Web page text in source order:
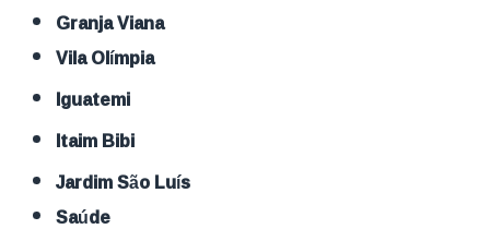
Granja Viana
Vila Olímpia
Iguatemi
Itaim Bibi
Jardim São Luís
Saúde